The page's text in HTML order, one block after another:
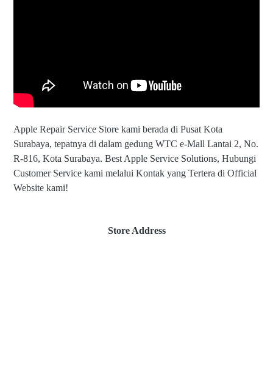
Apple Repair Service Store kami berada di Pusat Kota
Surabaya, tepatnya di dalam gedung WTC e-Mall Lantai 2, No.
R-816, Kota Surabaya. Best Apple Service Solutions, Hubungi
Customer Service kami melalui Kontak yang Tertera di Official
Website kami!
Store Address